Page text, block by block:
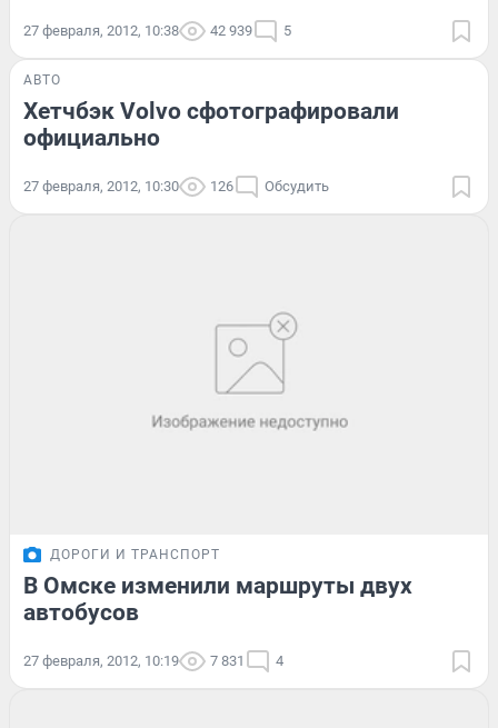
27 февраля, 2012, 10:38 42 939 5
АВТО
Хетчбэк Volvo сфотографировали
официально
27 февраля, 2012, 10:30 126 Обсудить
ДОРОГИ И ТРАНСПОРТ
В Омске изменили маршруты двух
автобусов
27 февраля, 2012, 10:19 7 831 4